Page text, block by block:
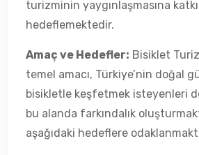
turizminin yaygınlaşmasına
hedeflemektedir.
Amaç ve Hedefler: Bisiklet
temel amacı, Türkiye’nin doğal
bisikletle keşfetmek isteyenleri
bu alanda farkındalık
aşağıdaki hedeflere